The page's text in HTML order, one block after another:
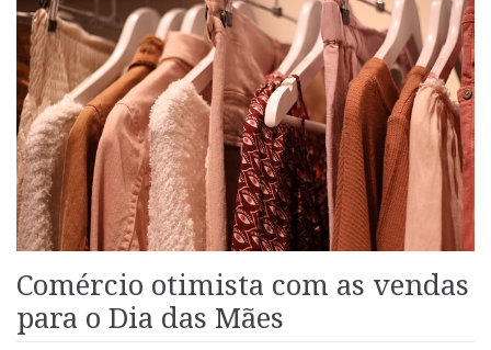
Comércio otimista com as vendas
para o Dia das Mães